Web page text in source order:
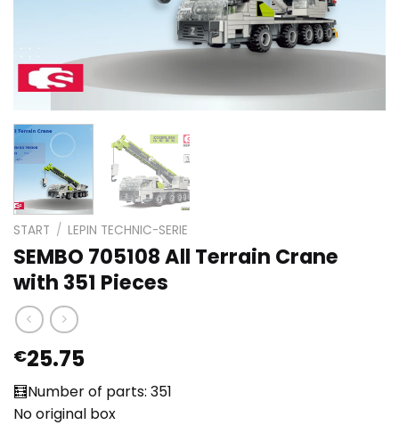
START / LEPIN TECHNIC-SERIE
SEMBO 705108 All Terrain Crane
with 351 Pieces
€25.75
🧮Number of parts: 351
No original box